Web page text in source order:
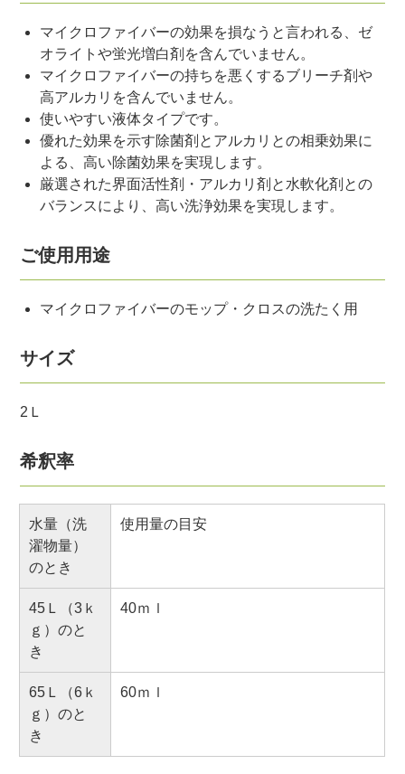
マイクロファイバーの効果を損なうと言われる、ゼ
オライトや蛍光増白剤を含んでいません。
マイクロファイバーの持ちを悪くするブリーチ剤や
高アルカリを含んでいません。
使いやすい液体タイプです。
優れた効果を示す除菌剤とアルカリとの相乗効果に
よる、高い除菌効果を実現します。
厳選された界面活性剤・アルカリ剤と水軟化剤との
バランスにより、高い洗浄効果を実現します。
ご使用用途
マイクロファイバーのモップ・クロスの洗たく用
サイズ
2Ｌ
希釈率
水量（洗
濯物量）
のとき
使用量の目安
45Ｌ（3ｋ
ｇ）のと
き
40ｍｌ
65Ｌ（6ｋ
ｇ）のと
き
60ｍｌ